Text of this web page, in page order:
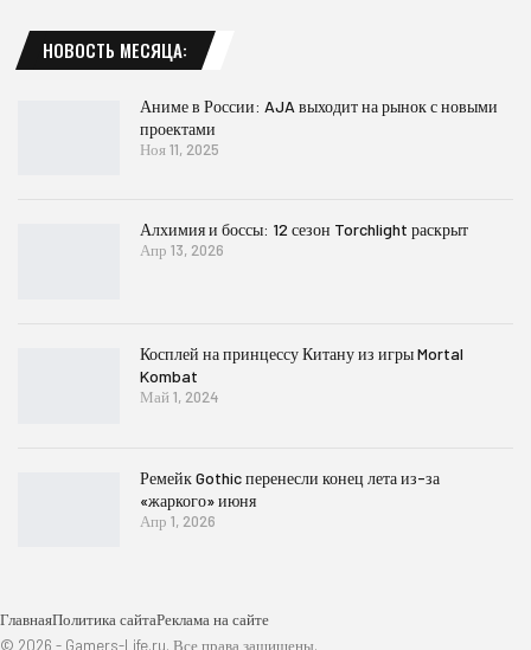
НОВОСТЬ МЕСЯЦА:
Аниме в России: AJA выходит на рынок с новыми
проектами
Ноя 11, 2025
Алхимия и боссы: 12 сезон Torchlight раскрыт
Апр 13, 2026
Косплей на принцессу Китану из игры Mortal
Kombat
Май 1, 2024
Ремейк Gothic перенесли конец лета из-за
«жаркого» июня
Апр 1, 2026
ГлавнаяПолитика сайтаРеклама на сайте
© 2026 - Gamers-Life.ru. Все права защищены.